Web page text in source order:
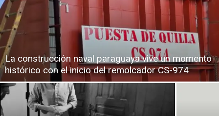
La construcción naval paraguaya vive un momento
histórico con el inicio del remolcador CS-974